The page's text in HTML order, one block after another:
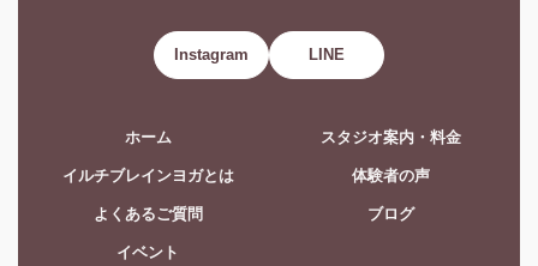
Instagram LINE
ホーム スタジオ案内・料金
イルチブレインヨガとは 体験者の声
よくあるご質問 ブログ
イベント